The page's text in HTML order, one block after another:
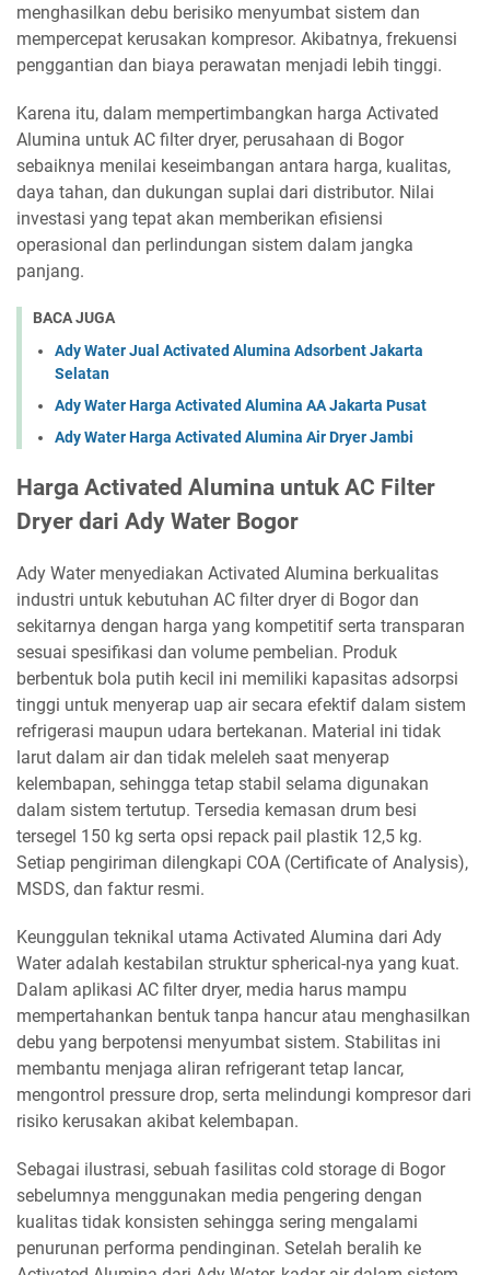
menghasilkan debu berisiko menyumbat sistem dan
mempercepat kerusakan kompresor. Akibatnya, frekuensi
penggantian dan biaya perawatan menjadi lebih tinggi.
Karena itu, dalam mempertimbangkan harga Activated
Alumina untuk AC filter dryer, perusahaan di Bogor
sebaiknya menilai keseimbangan antara harga, kualitas,
daya tahan, dan dukungan suplai dari distributor. Nilai
investasi yang tepat akan memberikan efisiensi
operasional dan perlindungan sistem dalam jangka
panjang.
BACA JUGA
Ady Water Jual Activated Alumina Adsorbent Jakarta
Selatan
Ady Water Harga Activated Alumina AA Jakarta Pusat
Ady Water Harga Activated Alumina Air Dryer Jambi
Harga Activated Alumina untuk AC Filter
Dryer dari Ady Water Bogor
Ady Water menyediakan Activated Alumina berkualitas
industri untuk kebutuhan AC filter dryer di Bogor dan
sekitarnya dengan harga yang kompetitif serta transparan
sesuai spesifikasi dan volume pembelian. Produk
berbentuk bola putih kecil ini memiliki kapasitas adsorpsi
tinggi untuk menyerap uap air secara efektif dalam sistem
refrigerasi maupun udara bertekanan. Material ini tidak
larut dalam air dan tidak meleleh saat menyerap
kelembapan, sehingga tetap stabil selama digunakan
dalam sistem tertutup. Tersedia kemasan drum besi
tersegel 150 kg serta opsi repack pail plastik 12,5 kg.
Setiap pengiriman dilengkapi COA (Certificate of Analysis),
MSDS, dan faktur resmi.
Keunggulan teknikal utama Activated Alumina dari Ady
Water adalah kestabilan struktur spherical-nya yang kuat.
Dalam aplikasi AC filter dryer, media harus mampu
mempertahankan bentuk tanpa hancur atau menghasilkan
debu yang berpotensi menyumbat sistem. Stabilitas ini
membantu menjaga aliran refrigerant tetap lancar,
mengontrol pressure drop, serta melindungi kompresor dari
risiko kerusakan akibat kelembapan.
Sebagai ilustrasi, sebuah fasilitas cold storage di Bogor
sebelumnya menggunakan media pengering dengan
kualitas tidak konsisten sehingga sering mengalami
penurunan performa pendinginan. Setelah beralih ke